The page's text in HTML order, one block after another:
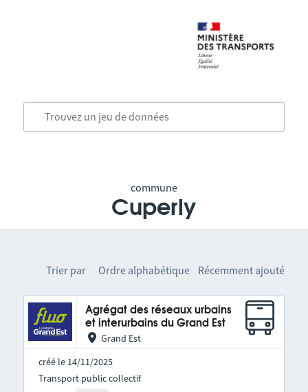
commune
Cuperly
Trier par Ordre alphabétique Récemment ajouté
Agrégat des réseaux urbains
et interurbains du Grand Est
Grand Est
créé le 14/11/2025
Transport public collectif